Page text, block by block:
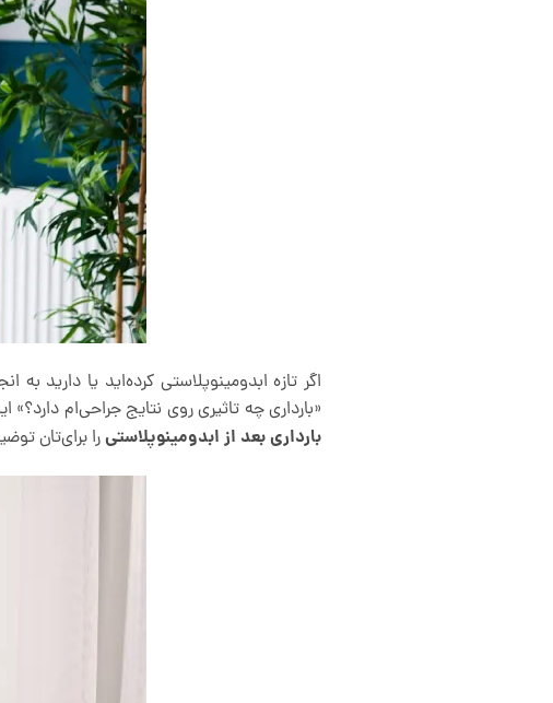
اگر تازه ابدومینوپلاستی کرده‌اید یا دارید
«بارداری چه تاثیری روی نتایج جراحی‌ام
بارداری بعد از ابدومینوپلاستیرا برای‌تان